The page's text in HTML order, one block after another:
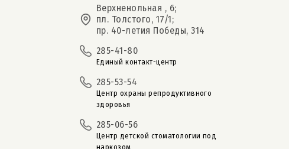
Верхненольная , 6;
пл. Толстого, 17/1;
пр. 40-летия Победы, 314
285-41-80
Единый контакт-центр
285-53-54
Центр охраны репродуктивного
здоровья
285-06-56
Центр детской стоматологии под
наркозом